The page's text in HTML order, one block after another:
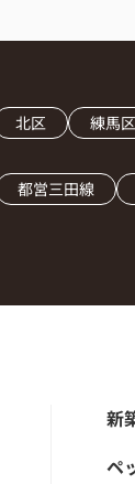
北区 練馬区
都営三田線
新
ペ